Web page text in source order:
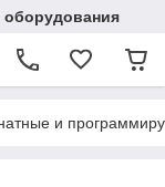
оборудования
и